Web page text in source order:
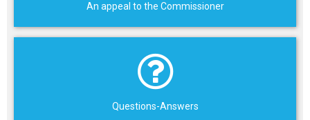
An appeal to the Commissioner
Questions-Answers